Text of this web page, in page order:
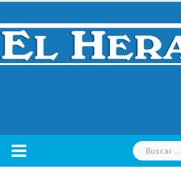
Skip
content
Buscar: